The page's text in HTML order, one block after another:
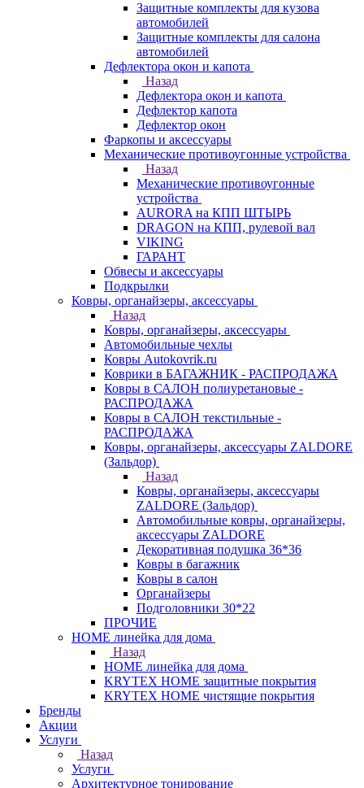
Защитные комплекты для кузова
автомобилей
Защитные комплекты для салона
автомобилей
Дефлектора окон и капота
Назад
Дефлектора окон и капота
Дефлектор капота
Дефлектор окон
Фаркопы и аксессуары
Механические противоугонные устройства
Назад
Механические противоугонные
устройства
AURORA на КПП ШТЫРЬ
DRAGON на КПП, рулевой вал
VIKING
ГАРАНТ
Обвесы и аксессуары
Подкрылки
Ковры, органайзеры, аксессуары
Назад
Ковры, органайзеры, аксессуары
Автомобильные чехлы
Ковры Autokovrik.ru
Коврики в БАГАЖНИК - РАСПРОДАЖА
Ковры в САЛОН полиуретановые -
РАСПРОДАЖА
Ковры в САЛОН текстильные -
РАСПРОДАЖА
Ковры, органайзеры, аксессуары ZALDORE
(Зальдор)
Назад
Ковры, органайзеры, аксессуары
ZALDORE (Зальдор)
Автомобильные ковры, органайзеры,
аксессуары ZALDORE
Декоративная подушка 36*36
Ковры в багажник
Ковры в салон
Органайзеры
Подголовники 30*22
ПРОЧИЕ
HOME линейка для дома
Назад
HOME линейка для дома
KRYTEX HOME защитные покрытия
KRYTEX HOME чистящие покрытия
Бренды
Акции
Услуги
Назад
Услуги
Архитектурное тонирование